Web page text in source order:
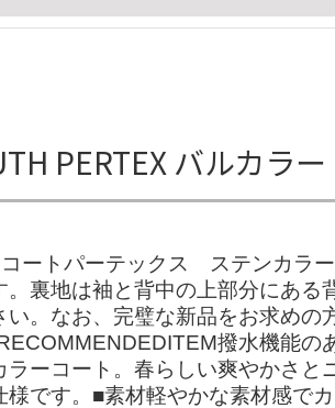
PERTEX バルカ
ートパーテックス ステンカラ
。裏地は袖と背中の上部分にあ
い。なお、完璧な新品をお求め
撥水機能の
ラーコート。春らしい爽やかさ
様です。■素材軽やかな素材感で